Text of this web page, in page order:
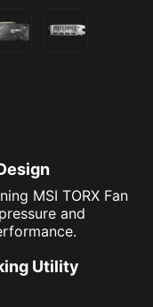
MSI TORX Fan
and
Utility